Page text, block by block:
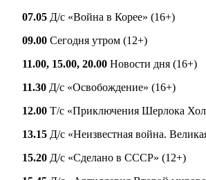
07.05 Д/с «Война в Корее» (16+)
09.00 Сегодня утром (12+)
11.00, 15.00, 20.00 Новости дня (16+)
11.30 Д/с «Освобождение» (16+)
12.00 Т/с «Приключения Шерлока
13.15 Д/с «Неизвестная война.
15.20 Д/с «Сделано в СССР» (12+)